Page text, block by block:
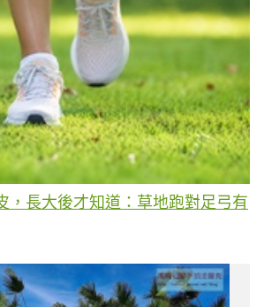
，長大後才知道：草地跑對足弓有